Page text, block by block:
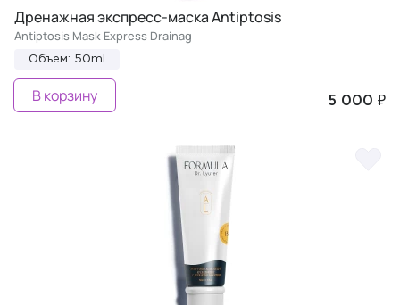
Дренажная экспресс-маска Antiptosis
Antiptosis Mask Express Drainag
Объем: 50ml
5 000 ₽
В корзину